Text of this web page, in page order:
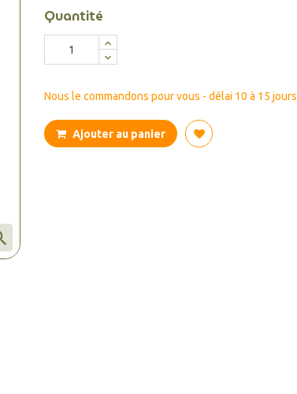
Quantité
Nous le commandons pour vous - délai 10 à 15 jours
Ajouter au panier